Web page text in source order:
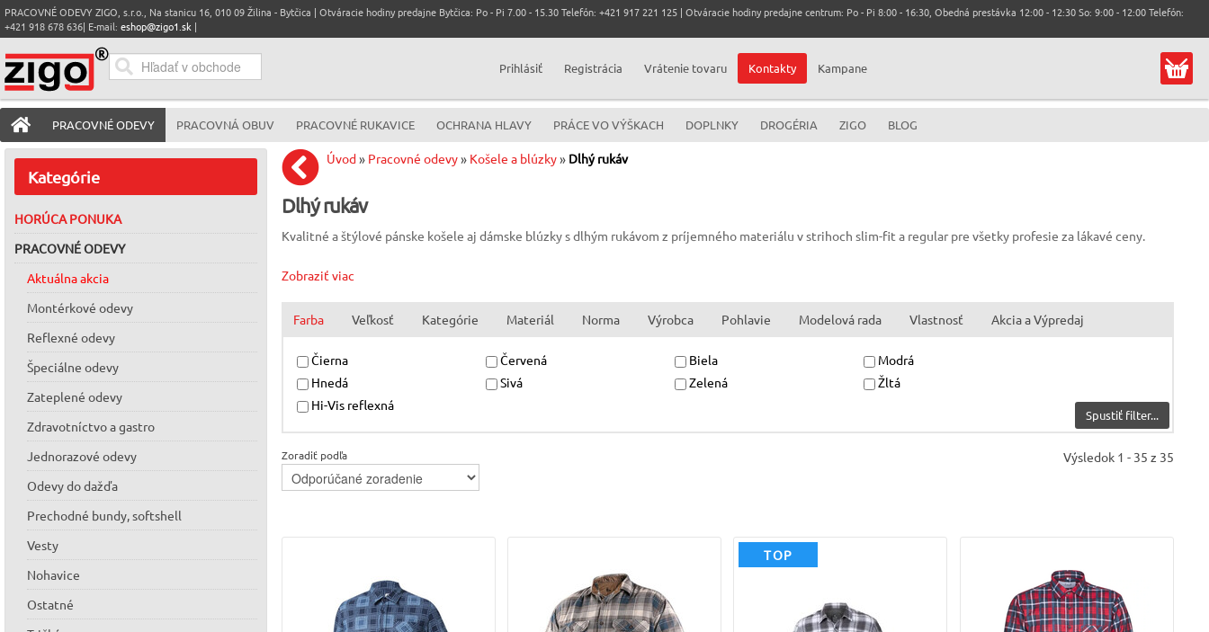
PRACOVNÉ ODEVY ZIGO, s.r.o., Na stanicu 16, 010 09 Žilina - Bytčica | Otváracie hodiny predajne Bytčica: Po - Pi 7.00 - 15.30 Telefón: +421 917 221 125 | Otváracie hodiny predajne centrum: Po - Pi 8:00 - 16:30, Obedná prestávka 12:00 - 12:30 So: 9:00 - 12:00 Telefón:
+421 918 678 636| E-mail: eshop@zigo1.sk |
Prihlásiť Registrácia Vrátenie tovaru Kontakty Kampane
PRACOVNÉ ODEVY PRACOVNÁ OBUV PRACOVNÉ RUKAVICE OCHRANA HLAVY PRÁCE VO VÝŠKACH DOPLNKY DROGÉRIA ZIGO BLOG
Kategórie
HORÚCA PONUKA
PRACOVNÉ ODEVY
Aktuálna akcia
Montérkové odevy
Reflexné odevy
Špeciálne odevy
Zateplené odevy
Zdravotníctvo a gastro
Jednorazové odevy
Odevy do dažďa
Prechodné bundy, softshell
Vesty
Nohavice
Ostatné
Úvod» Pracovné odevy» Košele a blúzky» Dlhý rukáv
Dlhý rukáv
Kvalitné a štýlové pánske košele aj dámske blúzky s dlhým rukávom z príjemného materiálu v strihoch slim-fit a regular pre všetky profesie za lákavé ceny.
Zobraziť viac
Farba Veľkosť Kategórie Materiál Norma Výrobca Pohlavie Modelová rada Vlastnosť Akcia a Výpredaj
Čierna Červená Biela
Modrá
Hnedá
Sivá Zelená
Žltá
Hi-Vis reflexná
Spustiť filter...
Zoradiť podľa Výsledok 1 - 35 z 35
TOP